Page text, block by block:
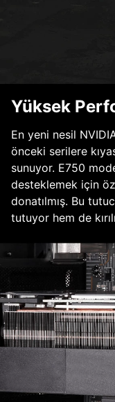
Yüksek
En yeni nesil
önceki serilere
sunuyor. E750
desteklemek için
donatılmış. Bu
tutuyor hem de